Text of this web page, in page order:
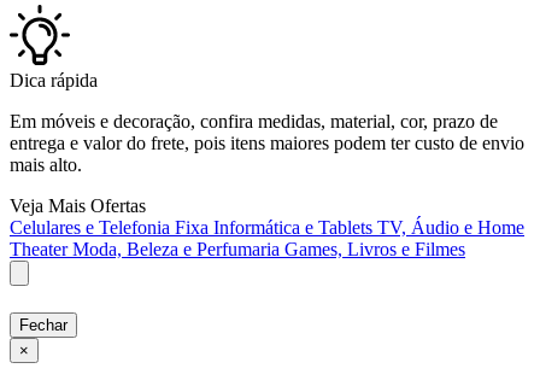
Dica rápida
Em móveis e decoração, confira medidas, material, cor, prazo de
entrega e valor do frete, pois itens maiores podem ter custo de envio
mais alto.
Veja Mais Ofertas
Celulares e Telefonia Fixa Informática e Tablets TV, Áudio e Home
TheaterModa, Beleza e Perfumaria Games, Livros e Filmes
Fechar
×